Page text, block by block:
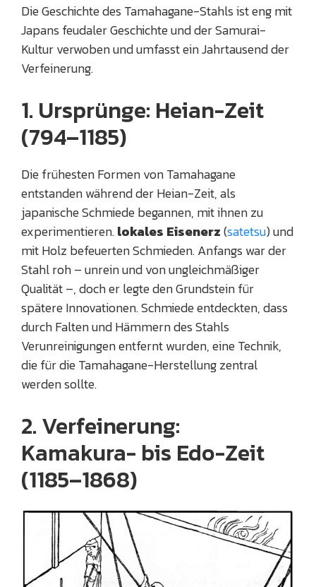
Die Geschichte des Tamahagane-Stahls ist eng mit
Japans feudaler Geschichte und der Samurai-
Kultur verwoben und umfasst ein Jahrtausend der
Verfeinerung.
1. Ursprünge: Heian-Zeit
(794–1185)
Die frühesten Formen von Tamahagane
entstanden während der Heian-Zeit, als
japanische Schmiede begannen, mit ihnen zu
experimentieren.lokales Eisenerz(satetsu) und
mit Holz befeuerten Schmieden. Anfangs war der
Stahl roh – unrein und von ungleichmäßiger
Qualität –, doch er legte den Grundstein für
spätere Innovationen. Schmiede entdeckten, dass
durch Falten und Hämmern des Stahls
Verunreinigungen entfernt wurden, eine Technik,
die für die Tamahagane-Herstellung zentral
werden sollte.
2. Verfeinerung:
Kamakura- bis Edo-Zeit
(1185–1868)